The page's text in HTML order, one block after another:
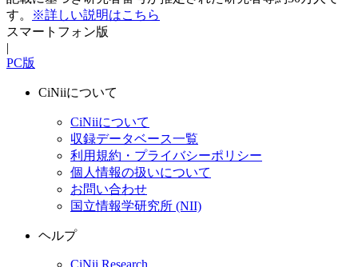
す。
※詳しい説明はこちら
スマートフォン版
|
PC版
CiNiiについて
CiNiiについて
収録データベース一覧
利用規約・プライバシーポリシー
個人情報の扱いについて
お問い合わせ
国立情報学研究所 (NII)
ヘルプ